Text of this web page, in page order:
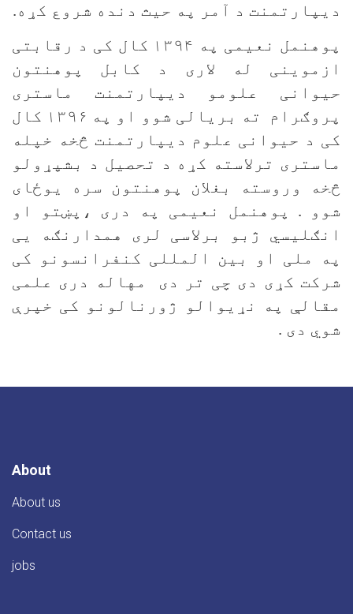
دیپارتمنت د آمر په حیث دنده شروع کړه.
پوهنمل نعیمی په ۱۳۹۴ کال کی د رقابتی
ازموینی له لاری د کابل پوهنتون
حیوانی علومو دیپارتمنت ماستری
پروګرام ته بریالی شوو او په ۱۳۹۶ کال
کی د حیوانی علوم دیپارتمنت څخه خپله
ماستری ترلاسته کړه د تحصیل د بشپړولو
څخه وروسته بغلان پوهنتون سره یوځای
شوو . پوهنمل نعیمی په دری ،پښتو او
انګلیسي ژبو برلاسی لری همدارنګه یی
په ملی او بین المللی کنفرانسونو کی
شرکت کړی دی چی تر دی مهاله دری علمی
مقالې په نړیوالو ژورنالونو کی خپرې
شوي دی .
About
About us
Contact us
jobs